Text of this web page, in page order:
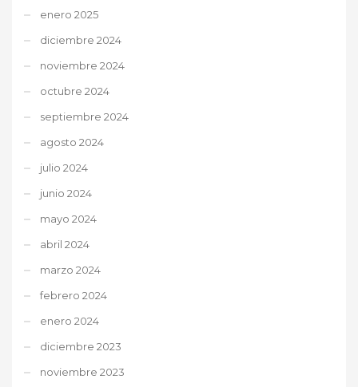
enero 2025
diciembre 2024
noviembre 2024
octubre 2024
septiembre 2024
agosto 2024
julio 2024
junio 2024
mayo 2024
abril 2024
marzo 2024
febrero 2024
enero 2024
diciembre 2023
noviembre 2023